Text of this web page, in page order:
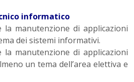
informatico
manutenzione di applicazioni
dei sistemi informativi.
manutenzione di applicazioni
un tema dell’area elettiva e